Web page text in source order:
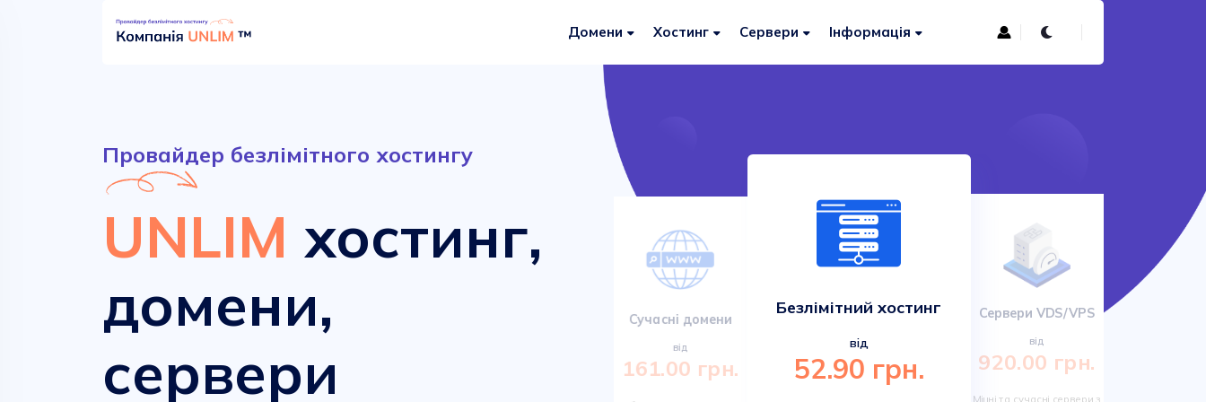
Домени Хостинг Сервери Інформація
Провайдер безлімітного хостингу
UNLIM хостинг,
домени,
сервери
Сучасні домени
161.00 грн.
Безлімітний хостинг
52.90 грн.
Сучасні домени
від
161.00 грн.
Безлімітний хостинг
від
52.90 грн.
Сервери VDS/VPS
від
920.00 грн.